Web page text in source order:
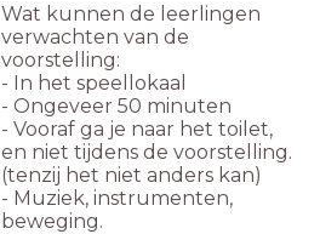
Wat kunnen de leerlingen
verwachten van de
voorstelling:
- In het speellokaal
- Ongeveer 50 minuten
- Vooraf ga je naar het toilet,
en niet tijdens de voorstelling.
(tenzij het niet anders kan)
- Muziek, instrumenten,
beweging.